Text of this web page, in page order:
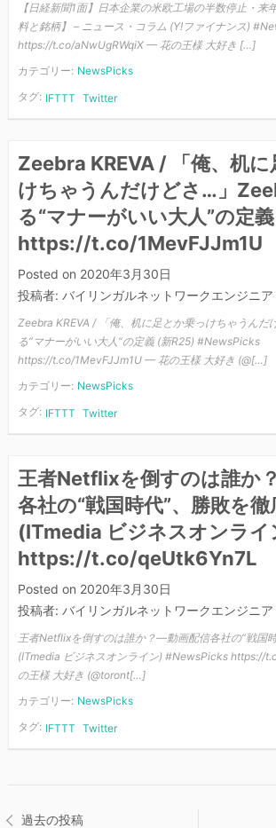
【日経新聞1面】日本企業の米欧工場の半数停止・来
料と銘柄】 – ニュース・コラム (Y!ファイナンス)
https://t.co/aNwUgRWqiX — 花の王様 大好き […]
カテゴリー: NewsPicks
タグ: IFTTT Twitter
Zeebra KREVA / 「俺、机に
けちゃうんだけどさ…」
る“マナーがいい大人”の定
https://t.co/1MevFJJm1U
Posted on 2020年3月30日
投稿者: バイリンガルネットワークエンジニ
Zeebra KREVA / 「俺、机に足とか乗っけちゃうん
る“マナーがいい大人”の定義 (新R25) #NewsPicks
https://t.co/1MevFJJm1U — 花の王様 大好き (@[…]
カテゴリー: NewsPicks
タグ: IFTTT Twitter
王者Netflixを倒すのは誰か
各社の“戦国時代”、勝敗を徹
(ITmedia ビジネスオンライ
https://t.co/qeUtk6Yn7L
Posted on 2020年3月30日
投稿者: バイリンガルネットワークエンジニ
王者Netflixを倒すのは誰か？—動画配信各社の“戦国
(ITmedia ビジネスオンライン) #NewsPicks https://
の王様 大好き (@toront[…]
カテゴリー: NewsPicks
タグ: IFTTT Twitter
過去の投稿